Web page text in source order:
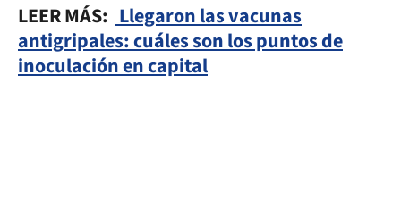
LEER MÁS: Llegaron las vacunas
antigripales: cuáles son los puntos de
inoculación en capital